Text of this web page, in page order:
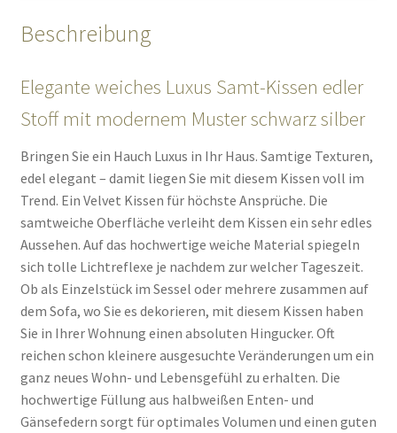
Beschreibung
Elegante weiches Luxus Samt-Kissen edler
Stoff mit modernem Muster schwarz silber
Bringen Sie ein Hauch Luxus in Ihr Haus. Samtige Texturen,
edel elegant – damit liegen Sie mit diesem Kissen voll im
Trend. Ein Velvet Kissen für höchste Ansprüche. Die
samtweiche Oberfläche verleiht dem Kissen ein sehr edles
Aussehen. Auf das hochwertige weiche Material spiegeln
sich tolle Lichtreflexe je nachdem zur welcher Tageszeit.
Ob als Einzelstück im Sessel oder mehrere zusammen auf
dem Sofa, wo Sie es dekorieren, mit diesem Kissen haben
Sie in Ihrer Wohnung einen absoluten Hingucker. Oft
reichen schon kleinere ausgesuchte Veränderungen um ein
ganz neues Wohn- und Lebensgefühl zu erhalten. Die
hochwertige Füllung aus halbweißen Enten- und
Gänsefedern sorgt für optimales Volumen und einen guten